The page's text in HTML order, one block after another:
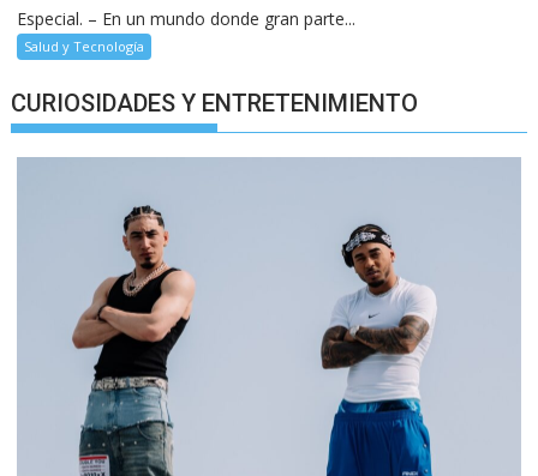
Especial. – En un mundo donde gran parte...
Salud y Tecnología
CURIOSIDADES Y ENTRETENIMIENTO